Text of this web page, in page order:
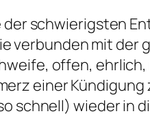
schwierigsten
verbunden mit der
offen,
einer
schnell) wieder in